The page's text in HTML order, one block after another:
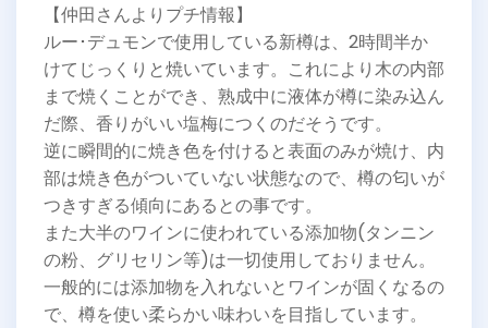
【仲田さんよりプチ情報】
ルー･デュモンで使用している新樽は、2時間半か
けてじっくりと焼いています。これにより木の内部
まで焼くことができ、熟成中に液体が樽に染み込ん
だ際、香りがいい塩梅につくのだそうです。
逆に瞬間的に焼き色を付けると表面のみが焼け、内
部は焼き色がついていない状態なので、樽の匂いが
つきすぎる傾向にあるとの事です。
また大半のワインに使われている添加物(タンニン
の粉、グリセリン等)は一切使用しておりません。
一般的には添加物を入れないとワインが固くなるの
で、樽を使い柔らかい味わいを目指しています。